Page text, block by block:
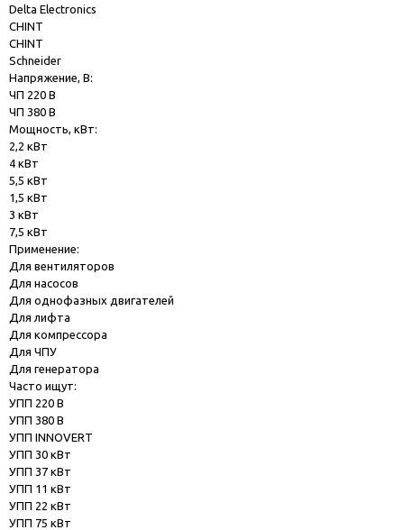
Delta Electronics
CHINT
CHINT
Schneider
Напряжение, В:
ЧП 220 В
ЧП 380 В
Мощность, кВт:
2,2 кВт
4 кВт
5,5 кВт
1,5 кВт
3 кВт
7,5 кВт
Применение:
Для вентиляторов
Для насосов
Для однофазных двигателей
Для лифта
Для компрессора
Для ЧПУ
Для генератора
Часто ищут:
УПП 220 В
УПП 380 В
УПП INNOVERT
УПП 30 кВт
УПП 37 кВт
УПП 11 кВт
УПП 22 кВт
УПП 75 кВт